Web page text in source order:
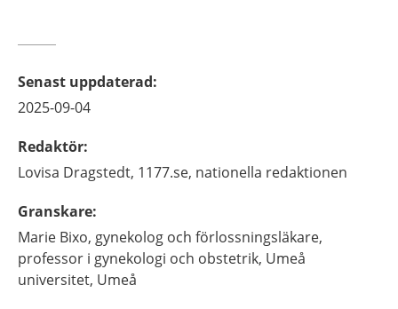
Senast uppdaterad:
2025-09-04
Redaktör:
Lovisa Dragstedt, 1177.se, nationella redaktionen
Granskare:
Marie Bixo, gynekolog och förlossningsläkare,
professor i gynekologi och obstetrik, Umeå
universitet, Umeå